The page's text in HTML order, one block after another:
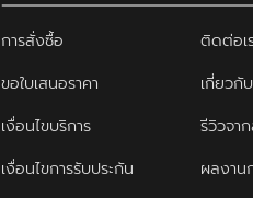
การสั่งซื้อ
ติดต่อเ
ขอใบเสนอราคา
เกี่ยวกับ
เงื่อนไขบริการ
รีวิวจา
เงื่อนไขการรับประกัน
ผลงาน